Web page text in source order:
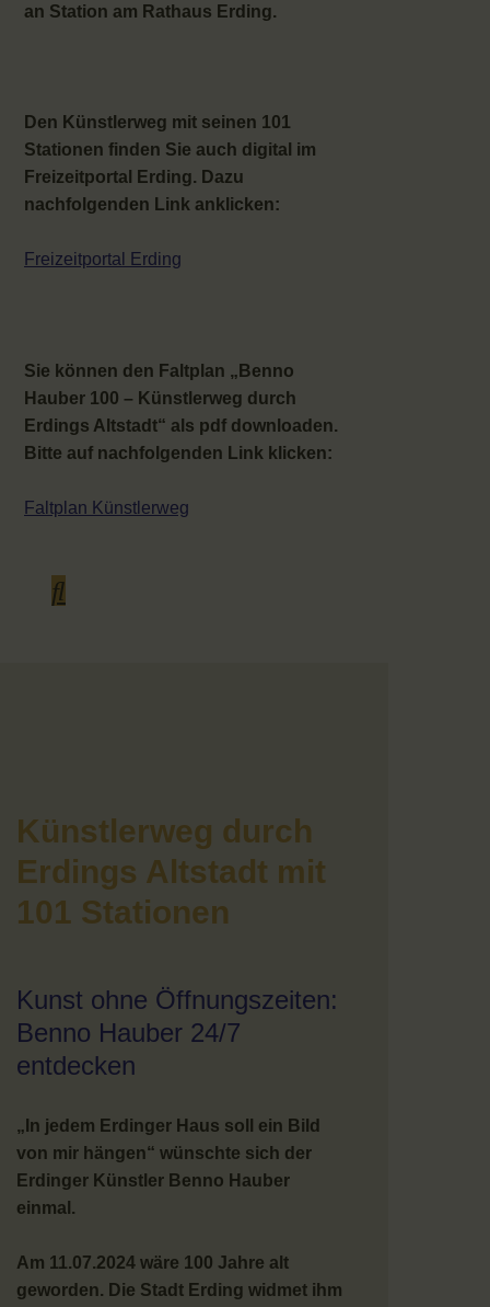
an Station am Rathaus Erding.
Den Künstlerweg mit seinen 101
Stationen finden Sie auch digital im
Freizeitportal Erding. Dazu
nachfolgenden Link anklicken:
Freizeitportal Erding
Sie können den Faltplan „Benno
Hauber 100 – Künstlerweg durch
Erdings Altstadt“ als pdf downloaden.
Bitte auf nachfolgenden Link klicken:
Faltplan Künstlerweg
Künstlerweg durch
Erdings Altstadt mit
101 Stationen
Kunst ohne Öffnungszeiten:
Benno Hauber 24/7
entdecken
„In jedem Erdinger Haus soll ein Bild
von mir hängen“ wünschte sich der
Erdinger Künstler Benno Hauber
einmal.
Am 11.07.2024 wäre 100 Jahre alt
geworden. Die Stadt Erding widmet ihm